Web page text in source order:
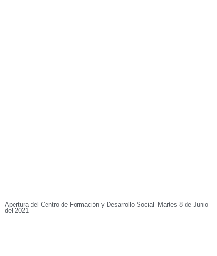
Apertura del Centro de Formación y Desarrollo Social. Martes 8 de Junio
del 2021